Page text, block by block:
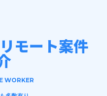
モート案件
WORKER